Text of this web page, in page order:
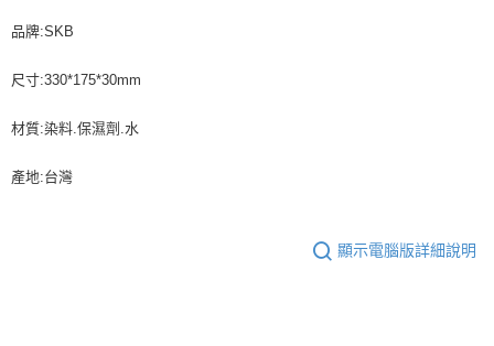
品牌:SKB
尺寸:330*175*30mm
材質:染料.保濕劑.水
產地:台灣
顯示電腦版詳細說明